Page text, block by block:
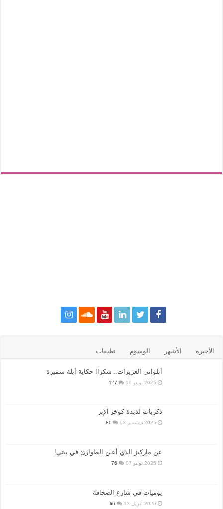
الأخيرة الأشهر الوسوم تعليقات
أبلواتي العزيزات.. شكرا! حكاية أبلة سميرة
2025 يونيو 16 127
ذكريات لذيذة كوخز الإبر
2025 ديسمبر 03 80
عن ماركيز الذي أعلن الطوارئ في بيتي!
2025 يوليو 07 76
يوميات في شارع الصحافة
2025 أبريل 13 66